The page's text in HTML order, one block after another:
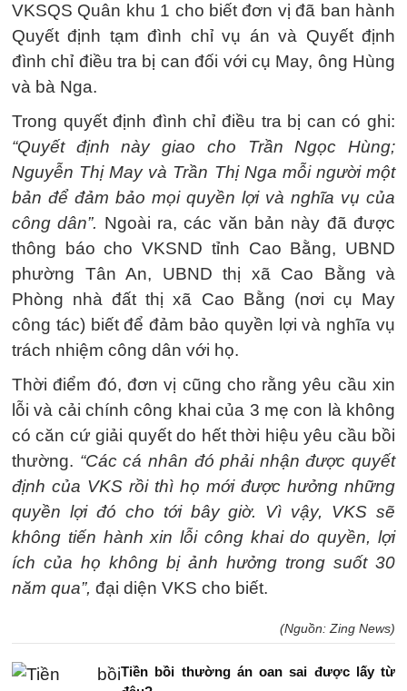
VKSQS Quân khu 1 cho biết đơn vị đã ban hành
Quyết định tạm đình chỉ vụ án và Quyết định
đình chỉ điều tra bị can đối với cụ May, ông Hùng
và bà Nga.
Trong quyết định đình chỉ điều tra bị can có ghi:
“Quyết định này giao cho Trần Ngọc Hùng;
Nguyễn Thị May và Trần Thị Nga mỗi người một
bản để đảm bảo mọi quyền lợi và nghĩa vụ của
công dân”. Ngoài ra, các văn bản này đã được
thông báo cho VKSND tỉnh Cao Bằng, UBND
phường Tân An, UBND thị xã Cao Bằng và
Phòng nhà đất thị xã Cao Bằng (nơi cụ May
công tác) biết để đảm bảo quyền lợi và nghĩa vụ
trách nhiệm công dân với họ.
Thời điểm đó, đơn vị cũng cho rằng yêu cầu xin
lỗi và cải chính công khai của 3 mẹ con là không
có căn cứ giải quyết do hết thời hiệu yêu cầu bồi
thường. “Các cá nhân đó phải nhận được quyết
định của VKS rồi thì họ mới được hưởng những
quyền lợi đó cho tới bây giờ. Vì vậy, VKS sẽ
không tiến hành xin lỗi công khai do quyền, lợi
ích của họ không bị ảnh hưởng trong suốt 30
năm qua”, đại diện VKS cho biết.
(Nguồn: Zing News)
Tiền bồi thường án oan sai được lấy từ